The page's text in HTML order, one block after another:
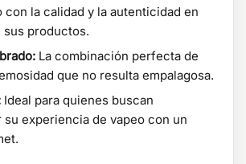
con la calidad y la autenticidad en
sus productos.
La combinación perfecta de
que no resulta empalagosa.
Ideal para quienes buscan
su experiencia de vapeo con un